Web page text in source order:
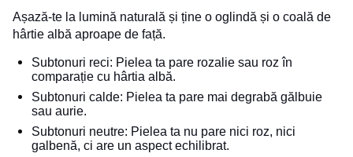
Așază-te la lumină naturală și ține o oglindă și o coală de
hârtie albă aproape de față.
Subtonuri reci: Pielea ta pare rozalie sau roz în
comparație cu hârtia albă.
Subtonuri calde: Pielea ta pare mai degrabă gălbuie
sau aurie.
Subtonuri neutre: Pielea ta nu pare nici roz, nici
galbenă, ci are un aspect echilibrat.